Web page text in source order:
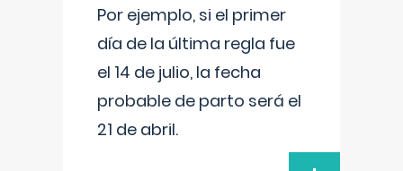
Por ejemplo, si el primer
día de la última regla fue
el 14 de julio, la fecha
probable de parto será el
21 de abril.